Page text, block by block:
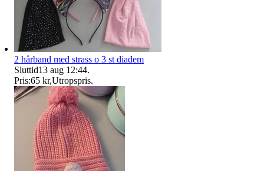
2 hårband med strass o 3 st diadem
Sluttid13 aug 12:44.
Pris:65 kr,Utropspris.